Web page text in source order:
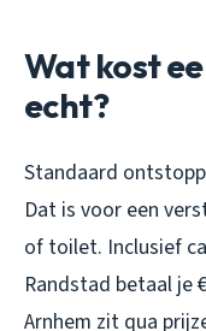
Wat kost
echt?
Standaard
Dat is voor een
of toilet. Inclusief
Randstad betaal je
Arnhem zit qua